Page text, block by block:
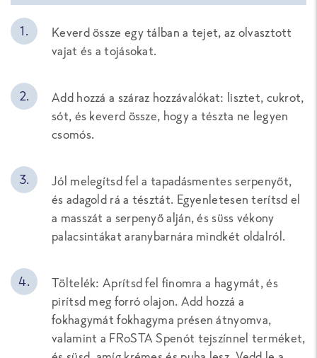
Keverd össze egy tálban a tejet, az olvasztott
vajat és a tojásokat.
Add hozzá a száraz hozzávalókat: lisztet, cukrot,
sót, és keverd össze, hogy a tészta ne legyen
csomós.
Jól melegítsd fel a tapadásmentes serpenyőt,
és adagold rá a tésztát. Egyenletesen terítsd el
a masszát a serpenyő alján, és süss vékony
palacsintákat aranybarnára mindkét oldalról.
Töltelék: Aprítsd fel finomra a hagymát, és
pirítsd meg forró olajon. Add hozzá a
fokhagymát fokhagyma présen átnyomva,
valamint a FRoSTA Spenót tejszínnel terméket,